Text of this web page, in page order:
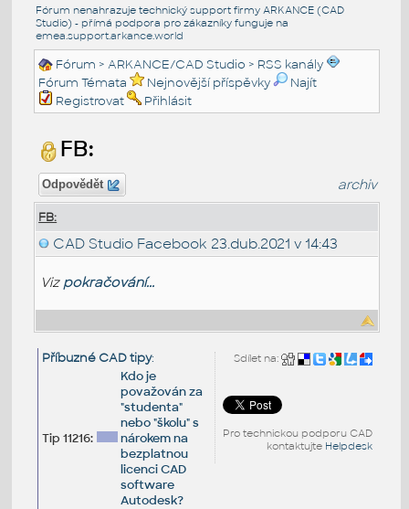
Fórum nenahrazuje technický support firmy ARKANCE (CAD
Studio) - přímá podpora pro zákazníky funguje na
emea.support.arkance.world
Fórum >ARKANCE/CAD Studio > RSS kanály
Fórum Témata
Nejnovější příspěvky
Najít
Registrovat
Přihlásit
FB:
Odpovědět archiv
FB:
CAD Studio Facebook 23.dub.2021 v 14:43
Viz pokračování...
Sdílet na:
Pro technickou podporu CAD
kontaktujte Helpdesk
Příbuzné CAD tipy:
Tip 11216:
Kdo je
považován za
"studenta"
nebo "školu" s
nárokem na
bezplatnou
licenci CAD
software
Autodesk?